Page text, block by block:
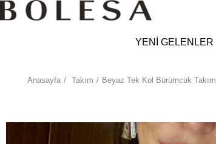
YENİ GELENLER
Anasayfa Takım Beyaz Tek Kol Bürümcük Takım